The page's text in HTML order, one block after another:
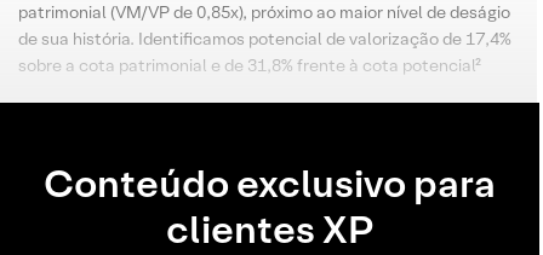
patrimonial (VM/VP de 0,85x), próximo ao maior nível de deságio
de sua história. Identificamos potencial de valorização de 17,4%
sobre a cota patrimonial e de 31,8% frente à cota potencial²
Conteúdo exclusivo para
clientes XP